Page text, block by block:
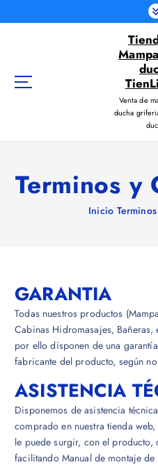
a
Venta de
ducha
Terminos y
Inicio
GARANTIA
Todas nuestros productos
Cabinas Hidromasajes, Bañeras,
por ello disponen de una
fabricante del producto, según
ASISTENCIA
Disponemos de asistencia
comprado en nuestra tienda
le puede surgir, con el
facilitando Manual de montaje